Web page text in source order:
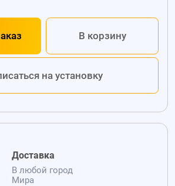
В корзину
на установку
Доставка
В любой город
Мира